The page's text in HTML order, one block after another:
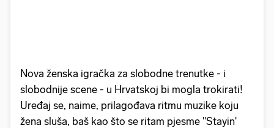
Nova ženska igračka za slobodne trenutke - i
slobodnije scene - u Hrvatskoj bi mogla trokirati!
Uređaj se, naime, prilagođava ritmu muzike koju
žena sluša, baš kao što se ritam pjesme "Stayin'